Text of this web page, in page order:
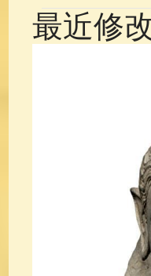
最近修